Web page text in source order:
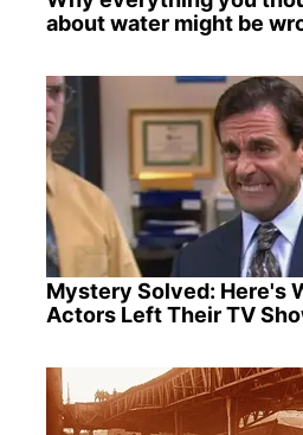
about water might be
Mystery Solved: Here's
Actors Left Their TV